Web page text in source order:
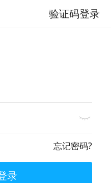
验证码登录
忘记密码?
录